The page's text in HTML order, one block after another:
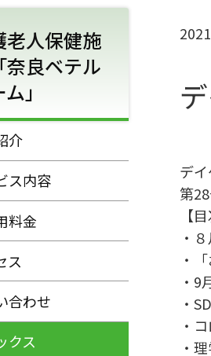
デ
第
【
・
・
・9
・
・
・
老人保健施
奈良ベテル
」
介
ス内容
料金
ス
合わせ
クス